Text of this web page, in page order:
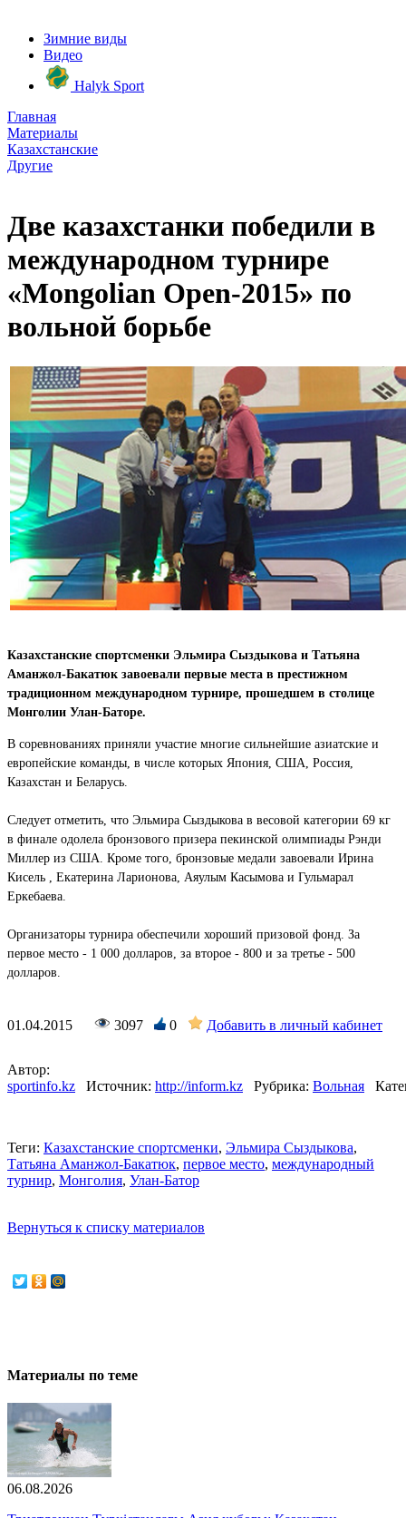
Зимние виды
Видео
Halyk Sport
Главная
Материалы
Казахстанские
Другие
Две казахстанки победили в
международном турнире
«Mongolian Open-2015» по
вольной борьбе
Казахстанские спортсменки Эльмира Сыздыкова и Татьяна
Аманжол-Бакатюк завоевали первые места в престижном
традиционном международном турнире, прошедшем в столице
Монголии Улан-Баторе.
В соревнованиях приняли участие многие сильнейшие азиатские и
европейские команды, в числе которых Япония, США, Россия,
Казахстан и Беларусь.
Следует отметить, что Эльмира Сыздыкова в весовой категории 69 кг
в финале одолела бронзового призера пекинской олимпиады Рэнди
Миллер из США. Кроме того, бронзовые медали завоевали Ирина
Кисель , Екатерина Ларионова, Аяулым Касымова и Гульмарал
Еркебаева.
Организаторы турнира обеспечили хороший призовой фонд. За
первое место - 1 000 долларов, за второе - 800 и за третье - 500
долларов.
01.04.2015 3097 0 Добавить в личный кабинет
Автор:
sportinfo.kz
Источник: http://inform.kz Рубрика: Вольная
Теги: Казахстанские спортсменки, Эльмира Сыздыкова,
Татьяна Аманжол-Бакатюк, первое место, международный
турнир, Монголия, Улан-Батор
Вернуться к списку материалов
Материалы по теме
06.08.2026